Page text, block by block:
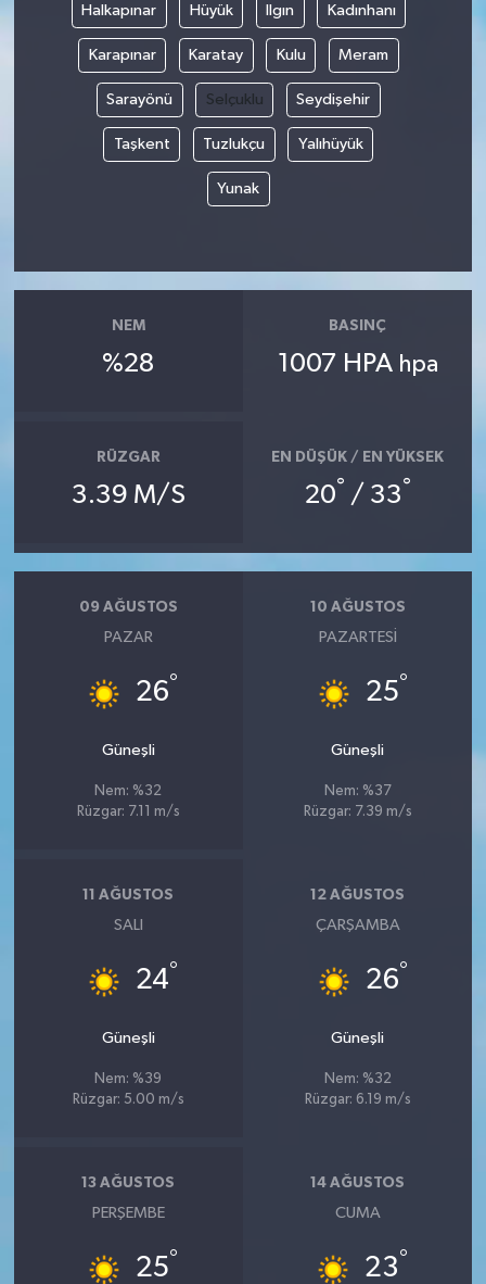
Halkapınar Hüyük Ilgın Kadınhanı
Karapınar Karatay Kulu Meram
Sarayönü Selçuklu Seydişehir
Taşkent Tuzlukçu Yalıhüyük
Yunak
NEM
%28
BASINÇ
1007 HPA hpa
RÜZGAR
3.39 M/S
EN DÜŞÜK / EN YÜKSEK
20° / 33°
09 AĞUSTOS
PAZAR
26°
Güneşli
Nem: %32
Rüzgar: 7.11 m/s
10 AĞUSTOS
PAZARTESI
25°
Güneşli
Nem: %37
Rüzgar: 7.39 m/s
11 AĞUSTOS
SALI
24°
Güneşli
Nem: %39
Rüzgar: 5.00 m/s
12 AĞUSTOS
ÇARŞAMBA
26°
Güneşli
Nem: %32
Rüzgar: 6.19 m/s
13 AĞUSTOS
PERŞEMBE
25°
14 AĞUSTOS
CUMA
23°